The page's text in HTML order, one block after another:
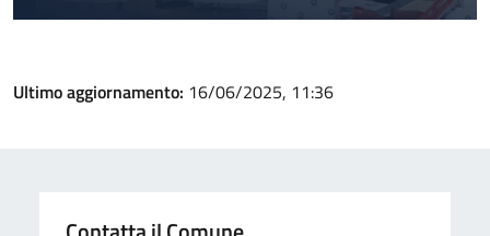
Ultimo aggiornamento: 16/06/2025, 11:36